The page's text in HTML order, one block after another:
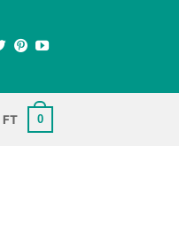
FT 0